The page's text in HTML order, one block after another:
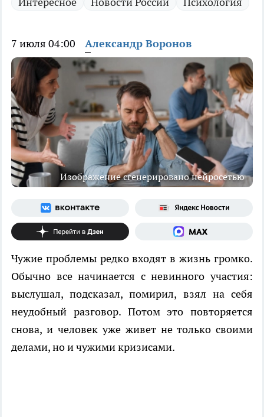
7 июля 04:00 Александр Воронов
Изображение сгенерировано нейросетью
Чужие проблемы редко входят в жизнь громко.
Обычно все начинается с невинного участия:
выслушал, подсказал, помирил, взял на себя
неудобный разговор. Потом это повторяется
снова, и человек уже живет не только своими
делами, но и чужими кризисами.